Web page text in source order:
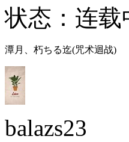
状态： 连载
潭月、朽ちる迄(咒术迴战)
balazs23